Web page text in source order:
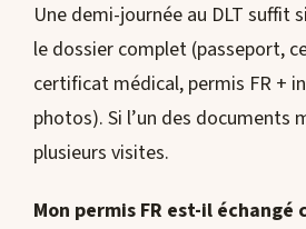
Une demi-journée au DLT suffit
le dossier complet (passeport,
certificat médical, permis FR +
photos). Si l’un des documents
plusieurs visites.
Mon permis FR est-il